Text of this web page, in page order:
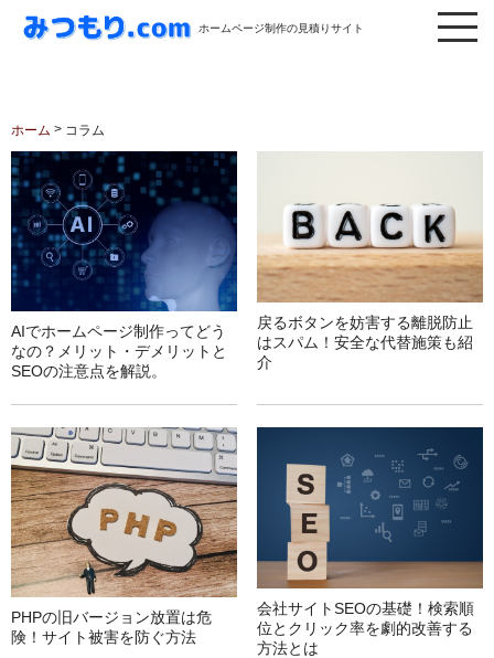
ホームページ制作の見積りサイト
ホーム > コラム
AIでホームページ制作ってどう
なの？メリット・デメリットと
SEOの注意点を解説。
戻るボタンを妨害する離脱防止
はスパム！安全な代替施策も紹
介
PHPの旧バージョン放置は危
険！サイト被害を防ぐ方法
会社サイトSEOの基礎！検索順
位とクリック率を劇的改善する
方法とは